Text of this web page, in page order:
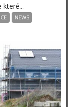
které...
NEWS